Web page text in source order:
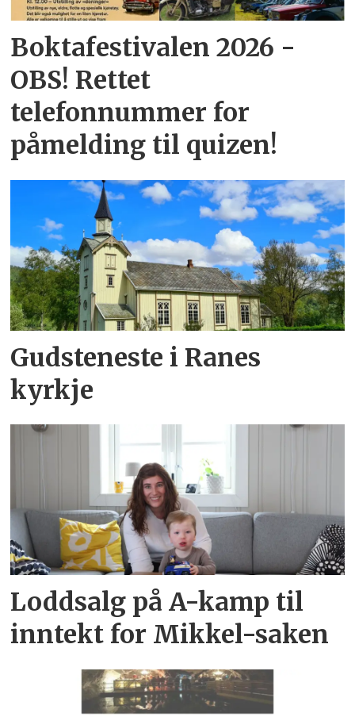
Boktafestivalen 2026 -
OBS! Rettet
telefonnummer for
påmelding til quizen!
Gudsteneste i Ranes
kyrkje
Loddsalg på A-kamp til
inntekt for Mikkel-saken